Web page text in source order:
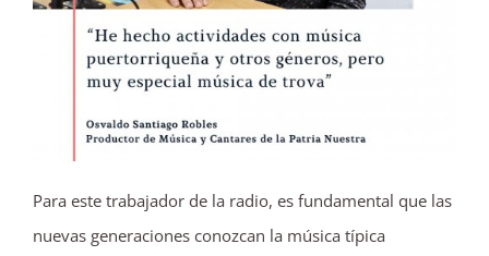
Para este trabajador de la radio, es fundamental que las
nuevas generaciones conozcan la música típica